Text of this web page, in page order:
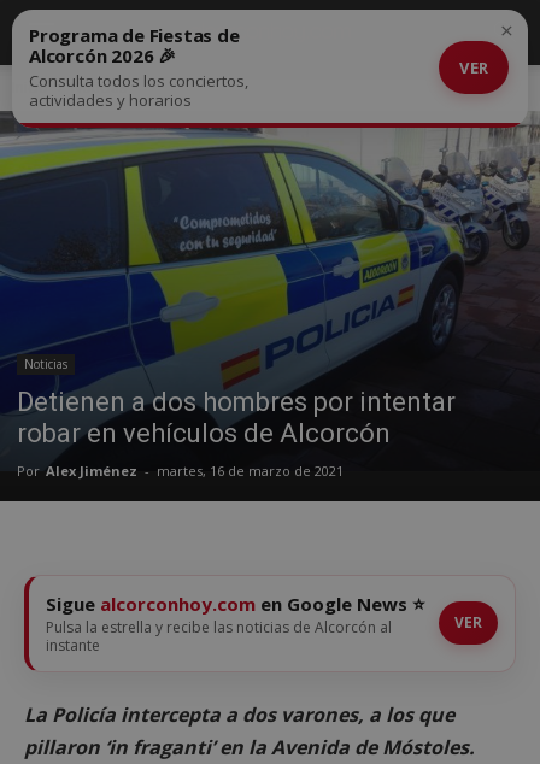
Inicio Noticias
Noticias
Detienen a dos hombres por intentar
robar en vehículos de Alcorcón
Por Alex Jiménez - martes, 16 de marzo de 2021
Programa de Fiestas de
Alcorcón 2026 🎉
Consulta todos los conciertos,
actividades y horarios
VER
×
Sigue alcorconhoy.com en Google News ⭐
Pulsa la estrella y recibe las noticias de Alcorcón al
instante
VER
La Policía intercepta a dos varones, a los que
pillaron ‘in fraganti’ en la Avenida de Móstoles.